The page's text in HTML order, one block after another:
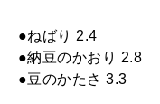
●ねばり 2.4
●納豆のかおり 2.8
●豆のかたさ 3.3